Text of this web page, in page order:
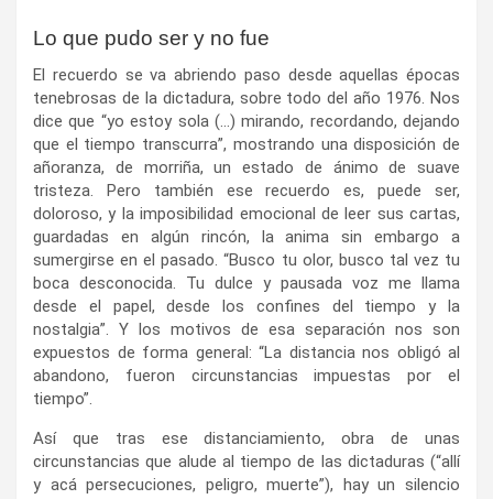
Lo que pudo ser y no fue
El recuerdo se va abriendo paso desde aquellas épocas
tenebrosas de la dictadura, sobre todo del año 1976. Nos
dice que “yo estoy sola (…) mirando, recordando, dejando
que el tiempo transcurra”, mostrando una disposición de
añoranza, de morriña, un estado de ánimo de suave
tristeza. Pero también ese recuerdo es, puede ser,
doloroso, y la imposibilidad emocional de leer sus cartas,
guardadas en algún rincón, la anima sin embargo a
sumergirse en el pasado. “Busco tu olor, busco tal vez tu
boca desconocida. Tu dulce y pausada voz me llama
desde el papel, desde los confines del tiempo y la
nostalgia”. Y los motivos de esa separación nos son
expuestos de forma general: “La distancia nos obligó al
abandono, fueron circunstancias impuestas por el
tiempo”.
Así que tras ese distanciamiento, obra de unas
circunstancias que alude al tiempo de las dictaduras (“allí
y acá persecuciones, peligro, muerte”), hay un silencio